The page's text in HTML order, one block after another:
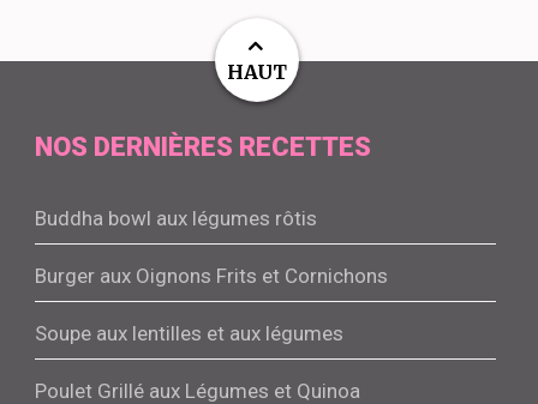
NOS DERNIÈRES RECETTES
Buddha bowl aux légumes rôtis
Burger aux Oignons Frits et Cornichons
Soupe aux lentilles et aux légumes
Poulet Grillé aux Légumes et Quinoa
HAUT